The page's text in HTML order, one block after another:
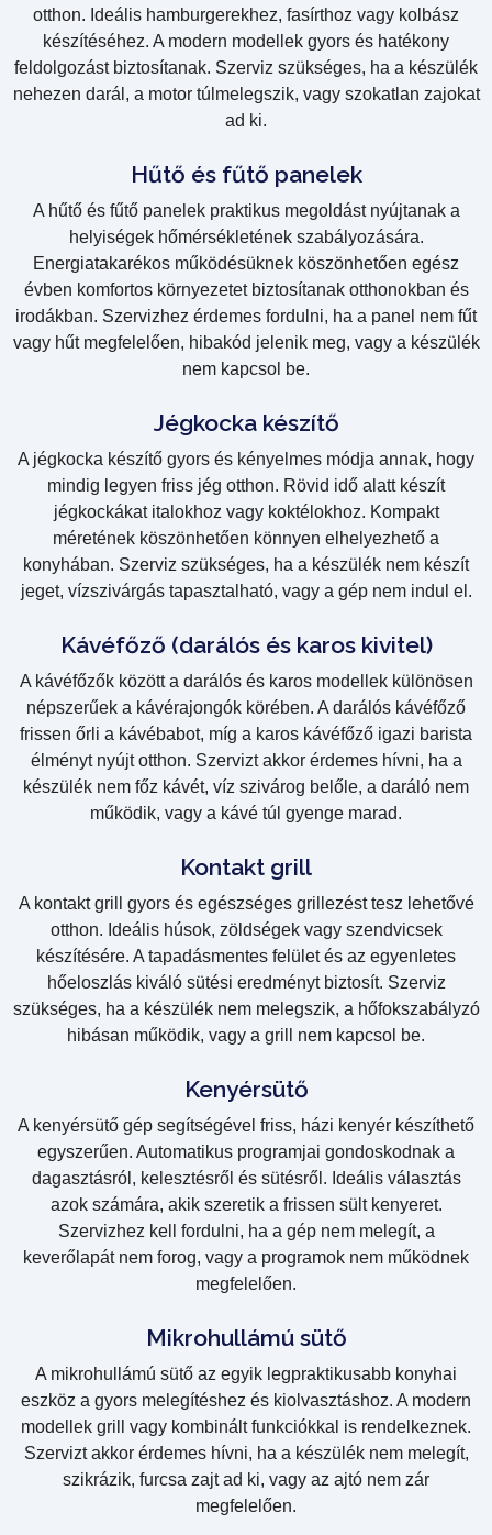
otthon. Ideális hamburgerekhez, fasírthoz vagy kolbász
készítéséhez. A modern modellek gyors és hatékony
feldolgozást biztosítanak. Szerviz szükséges, ha a készülék
nehezen darál, a motor túlmelegszik, vagy szokatlan zajokat
ad ki.
Hűtő és fűtő panelek
A hűtő és fűtő panelek praktikus megoldást nyújtanak a
helyiségek hőmérsékletének szabályozására.
Energiatakarékos működésüknek köszönhetően egész
évben komfortos környezetet biztosítanak otthonokban és
irodákban. Szervizhez érdemes fordulni, ha a panel nem fűt
vagy hűt megfelelően, hibakód jelenik meg, vagy a készülék
nem kapcsol be.
Jégkocka készítő
A jégkocka készítő gyors és kényelmes módja annak, hogy
mindig legyen friss jég otthon. Rövid idő alatt készít
jégkockákat italokhoz vagy koktélokhoz. Kompakt
méretének köszönhetően könnyen elhelyezhető a
konyhában. Szerviz szükséges, ha a készülék nem készít
jeget, vízszivárgás tapasztalható, vagy a gép nem indul el.
Kávéfőző (darálós és karos kivitel)
A kávéfőzők között a darálós és karos modellek különösen
népszerűek a kávérajongók körében. A darálós kávéfőző
frissen őrli a kávébabot, míg a karos kávéfőző igazi barista
élményt nyújt otthon. Szervizt akkor érdemes hívni, ha a
készülék nem főz kávét, víz szivárog belőle, a daráló nem
működik, vagy a kávé túl gyenge marad.
Kontakt grill
A kontakt grill gyors és egészséges grillezést tesz lehetővé
otthon. Ideális húsok, zöldségek vagy szendvicsek
készítésére. A tapadásmentes felület és az egyenletes
hőeloszlás kiváló sütési eredményt biztosít. Szerviz
szükséges, ha a készülék nem melegszik, a hőfokszabályzó
hibásan működik, vagy a grill nem kapcsol be.
Kenyérsütő
A kenyérsütő gép segítségével friss, házi kenyér készíthető
egyszerűen. Automatikus programjai gondoskodnak a
dagasztásról, kelesztésről és sütésről. Ideális választás
azok számára, akik szeretik a frissen sült kenyeret.
Szervizhez kell fordulni, ha a gép nem melegít, a
keverőlapát nem forog, vagy a programok nem működnek
megfelelően.
Mikrohullámú sütő
A mikrohullámú sütő az egyik legpraktikusabb konyhai
eszköz a gyors melegítéshez és kiolvasztáshoz. A modern
modellek grill vagy kombinált funkciókkal is rendelkeznek.
Szervizt akkor érdemes hívni, ha a készülék nem melegít,
szikrázik, furcsa zajt ad ki, vagy az ajtó nem zár
megfelelően.